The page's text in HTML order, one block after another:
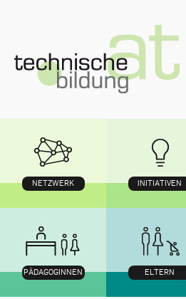
NETZWERK INITIATIVEN
PÄDAGOGINNEN ELTERN